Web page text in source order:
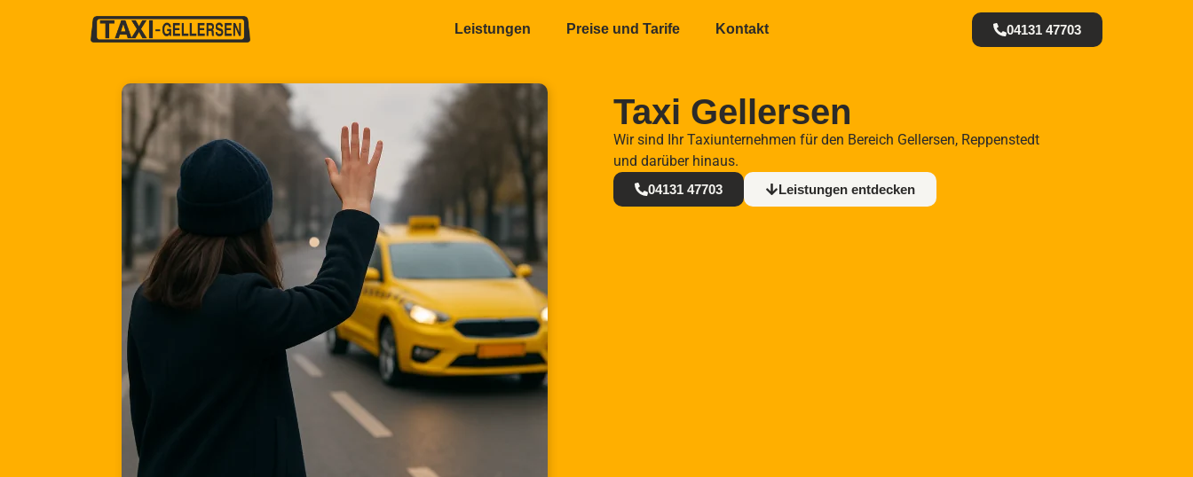
Leistungen Preise und Tarife Kontakt 04131 47703
Taxi Gellersen
Wir sind Ihr Taxiunternehmen für den Bereich Gellersen, Reppenstedt
und darüber hinaus.
04131 47703 Leistungen entdecken